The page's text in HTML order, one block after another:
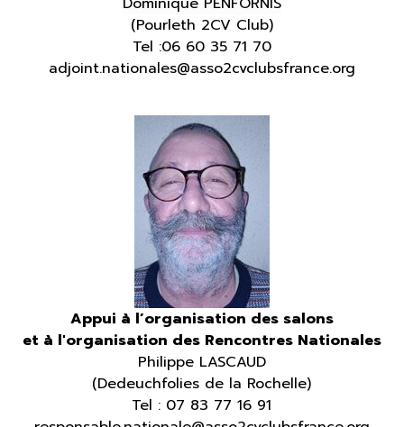
(Pourleth 2CV Club)
Tel :06 60 35 71 70
adjoint.nationales@asso2cvclubsfrance.org
Appui à l’organisation des salons
et à l'organisation des Rencontres Nationales
Philippe LASCAUD
(Dedeuchfolies de la Rochelle)
Tel : 07 83 77 16 91